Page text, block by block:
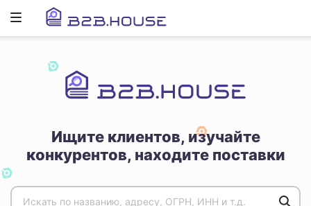
Развернуть
Ищите клиентов, изучайте
конкурентов, находите поставки